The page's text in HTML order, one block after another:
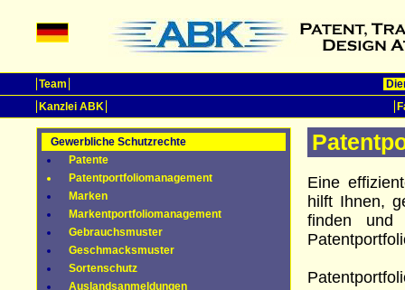
Team
Kanzlei ABK
Gewerbliche Schutzrechte
Patente
Patentportfoliomanagement
Marken
Markentportfoliomanagement
Gebrauchsmuster
Geschmacksmuster
Sortenschutz
Auslandsanmeldungen
Eine
hilft Ihnen,
finden und